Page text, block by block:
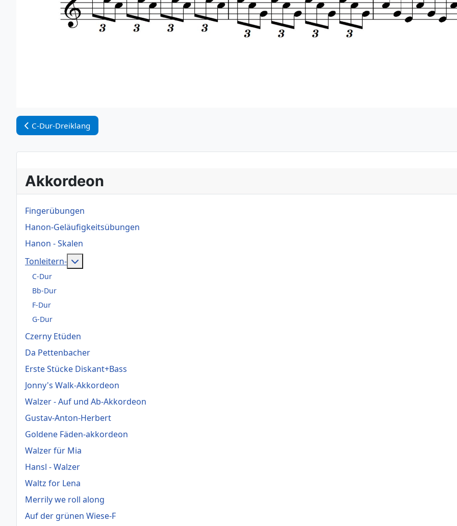
Vorheriger Beitrag: C-Dur-Dreiklang
C-Dur-Dreiklang
Akkordeon
Fingerübungen
Hanon-Geläufigkeitsübungen
Hanon - Skalen
Tonleitern-
C-Dur
Bb-Dur
F-Dur
G-Dur
Czerny Etüden
Da Pettenbacher
Erste Stücke Diskant+Bass
Jonny's Walk-Akkordeon
Walzer - Auf und Ab-Akkordeon
Gustav-Anton-Herbert
Goldene Fäden-akkordeon
Walzer für Mia
Hansl - Walzer
Waltz for Lena
Merrily we roll along
Auf der grünen Wiese-F